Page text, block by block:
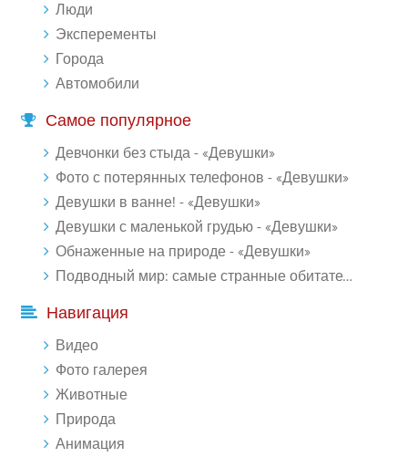
Люди
Эксперементы
Города
Автомобили
Самое популярное
Девчонки без стыда - «Девушки»
Фото с потерянных телефонов - «Девушки»
Девушки в ванне! - «Девушки»
Девушки с маленькой грудью - «Девушки»
Обнаженные на природе - «Девушки»
Подводный мир: самые странные обитатели океана (18 фото)
Навигация
Видео
Фото галерея
Животные
Природа
Анимация